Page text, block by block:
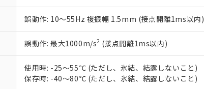
誤動作: 10～55Hz 複振幅 1.5mm (接点開離1ms以内)
誤動作: 最大1000m/s2 (接点開離1ms以内)
使用時: -25～55℃ (ただし、氷結、結露しないこと)
保存時: -40～80℃ (ただし、氷結、結露しないこと)